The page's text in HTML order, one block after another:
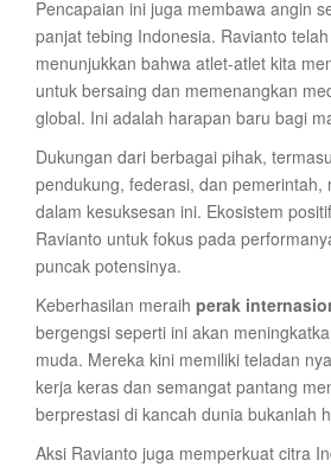
Pencapaian ini juga membawa angin
panjat tebing Indonesia. Ravianto
menunjukkan bahwa atlet-atlet kita
untuk bersaing dan memenangkan
global. Ini adalah harapan baru bagi
Dukungan dari berbagai pihak,
pendukung, federasi, dan pemerintah,
dalam kesuksesan ini. Ekosistem
Ravianto untuk fokus pada
puncak potensinya.
Keberhasilan meraih perak
bergengsi seperti ini akan
muda. Mereka kini memiliki teladan
kerja keras dan semangat pantang
berprestasi di kancah dunia bukanlah
Aksi Ravianto juga memperkuat citra